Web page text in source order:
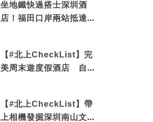
坐地鐵快過搭士深圳酒
店！福田口岸兩站抵達
【#北上CheckList】完
美周末遊度假酒店 自帶
【#北上CheckList】帶
上相機發掘深圳南山文藝